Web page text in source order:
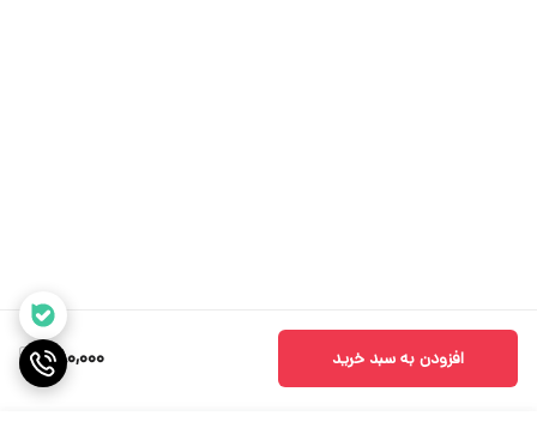
580,000 افزودن به سبد خرید